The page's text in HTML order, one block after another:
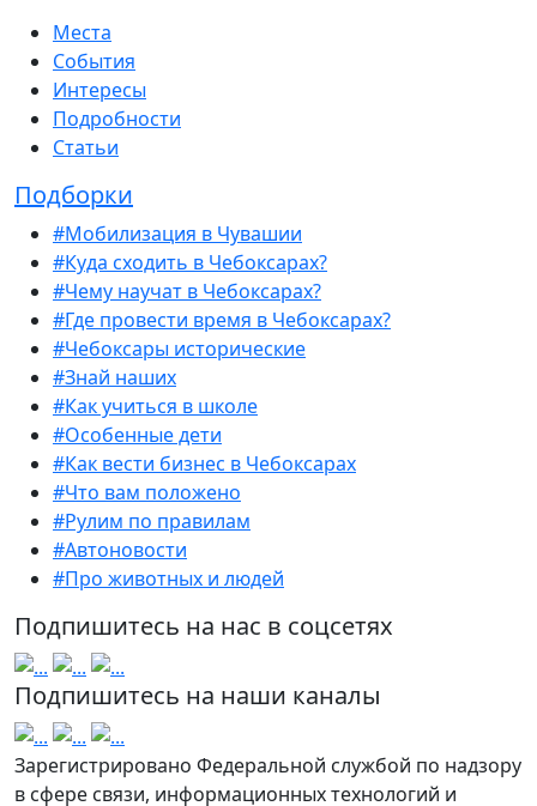
Места
События
Интересы
Подробности
Статьи
Подборки
#Мобилизация в Чувашии
#Куда сходить в Чебоксарах?
#Чему научат в Чебоксарах?
#Где провести время в Чебоксарах?
#Чебоксары исторические
#Знай наших
#Как учиться в школе
#Особенные дети
#Как вести бизнес в Чебоксарах
#Что вам положено
#Рулим по правилам
#Автоновости
#Про животных и людей
Подпишитесь на нас в соцсетях
Подпишитесь на наши каналы
Зарегистрировано Федеральной службой по надзору
в сфере связи, информационных технологий и